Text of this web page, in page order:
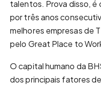
talentos. Prova disso, é
por três anos
melhores empresas de
pelo Great Place to
O capital humano da
dos principais fatores